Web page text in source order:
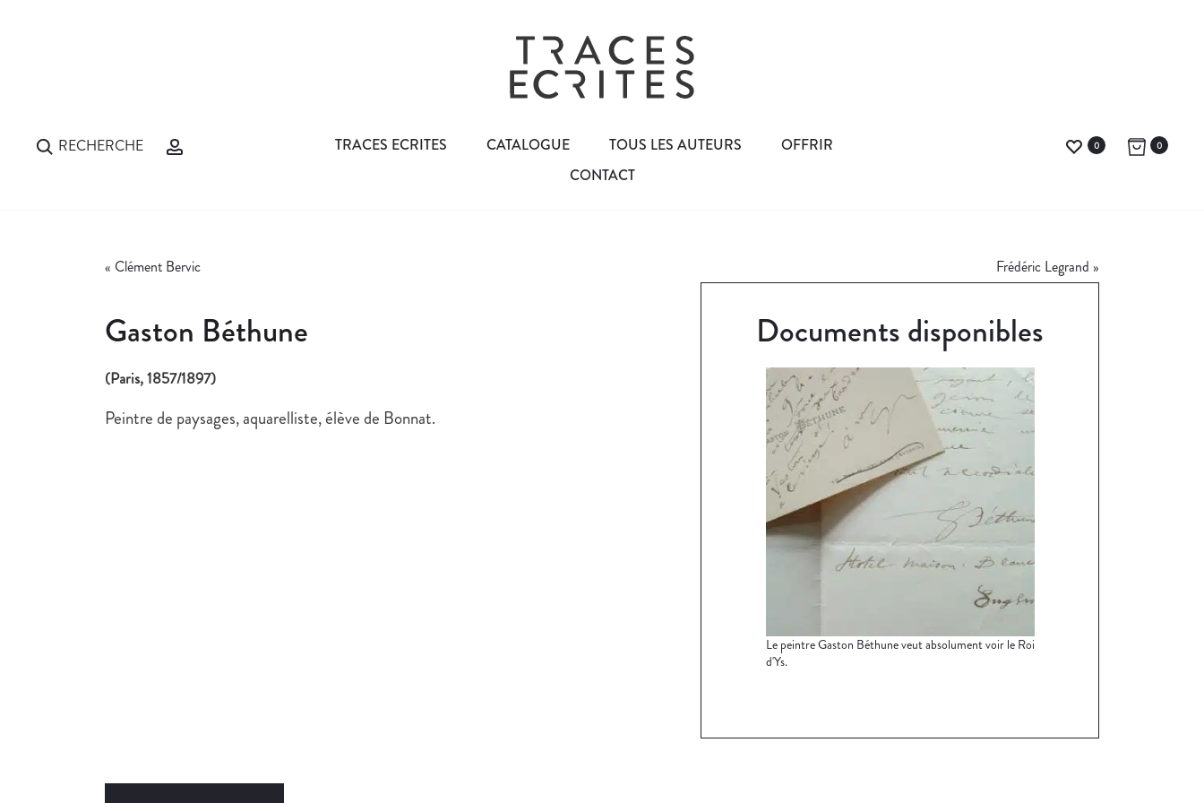
RECHERCHE TRACES ECRITES CATALOGUE TOUS LES AUTEURS
OFFRIR
CONTACT
0 0
« Clément Bervic Frédéric Legrand »
Gaston Béthune
(Paris, 1857/1897)
Peintre de paysages, aquarelliste, élève de Bonnat.
Documents disponibles
Le peintre Gaston Béthune veut absolument voir le Roi
d'Ys.